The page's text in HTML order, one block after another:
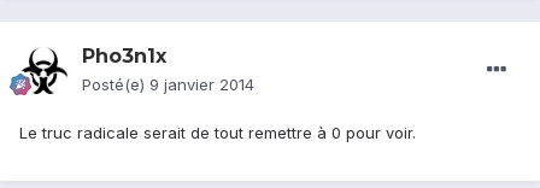
Pho3n1x
Posté(e) 9 janvier 2014
Le truc radicale serait de tout remettre à 0 pour voir.